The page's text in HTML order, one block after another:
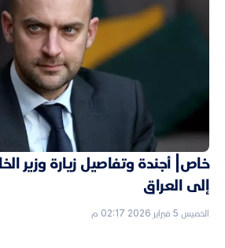
خاص| أجندة وتفاصيل زيارة وزير
إلى العراق
الخميس 5 فبراير 2026 02:17 م